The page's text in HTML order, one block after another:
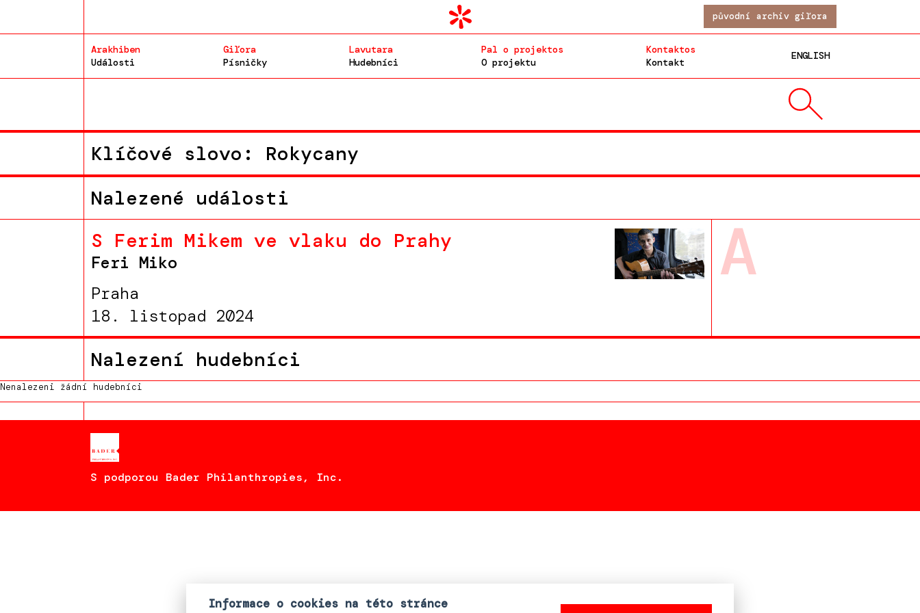
původní archiv giľora
Arakhiben
Události
Giľora
Písničky
Lavutara
Hudebníci
Pal o projektos
O projektu
Kontaktos
Kontakt
ENGLISH
Klíčové slovo: Rokycany
Nalezené události
S Ferim Mikem ve vlaku do Prahy
Feri Miko
Praha
18. listopad 2024
A
Nalezení hudebníci
Nenalezeni žádní hudebníci
S podporou Bader Philanthropies, Inc.
Informace o cookies na této stránce